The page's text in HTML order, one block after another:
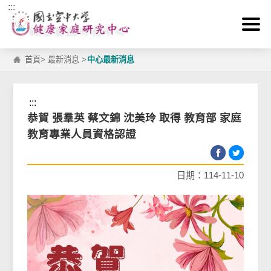
跳到主要內容區塊
:::
首頁>最新消息 > 中心最新消息
:::
恭賀 張羣英 蔡文錦 沈美玲 取得 教育部 家庭
教育專業人員資格認證
日期：114-11-10